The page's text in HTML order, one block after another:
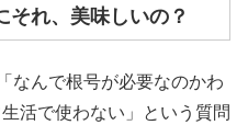
れ、美味しいの？
なんで根号が必要なのかわ
活で使わない」という質問